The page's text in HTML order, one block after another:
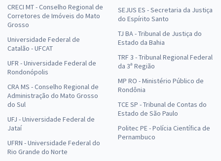
CRECI MT - Conselho Regional de
Corretores de Imóveis do Mato
Grosso
Universidade Federal de
Catalão - UFCAT
UFR - Universidade Federal de
Rondonópolis
CRA MS - Conselho Regional de
Administração do Mato Grosso
do Sul
UFJ - Universidade Federal de
Jataí
UFRN - Universidade Federal do
Rio Grande do Norte
SEJUS ES - Secretaria da Justiça
do Espírito Santo
TJ BA - Tribunal de Justiça do
Estado da Bahia
TRF 3 - Tribunal Regional Federal
da 3ª Região
MP RO - Ministério Público de
Rondônia
TCE SP - Tribunal de Contas do
Estado de São Paulo
Politec PE - Polícia Científica de
Pernambuco